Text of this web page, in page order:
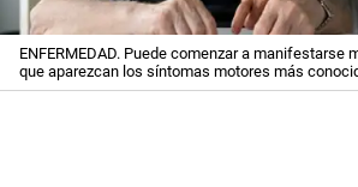
ENFERMEDAD. Puede comenzar a manifestarse
que aparezcan los síntomas motores más